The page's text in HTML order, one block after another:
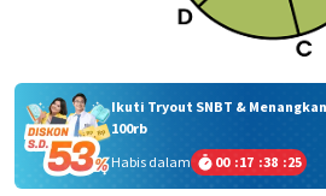
Ikuti Tryout SNBT &
100rb
Habis dalam
00 :17 :38 :25